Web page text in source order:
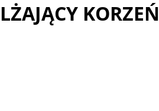
KORZEŃ